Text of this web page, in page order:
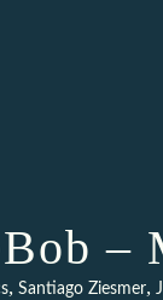
–
, Santiago Ziesmer,